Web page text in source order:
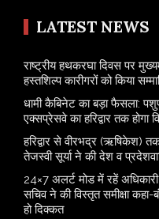
LATEST NEWS
राष्ट्रीय हथकरघा दिवस पर
हस्तशिल्प कारीगरों को किया
​धामी कैबिनेट का बड़ा फैसला:
एक्सप्रेसवे का हरिद्वार तक होगा
​हरिद्वार से वीरभद्र (ऋषिकेश)
तेजस्वी सूर्या ने की देश व
24×7 अलर्ट मोड में रहें
सचिव ने की विस्तृत समीक्षा
हो दिक्कत